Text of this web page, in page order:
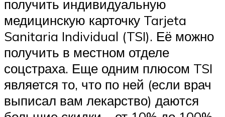
получить индивидуальную
медицинскую карточку Tarjeta
Sanitaria Individual (TSI). Её можно
получить в местном отделе
соцстраха. Еще одним плюсом TSI
является то, что по ней (если врач
выписал вам лекарство) даются